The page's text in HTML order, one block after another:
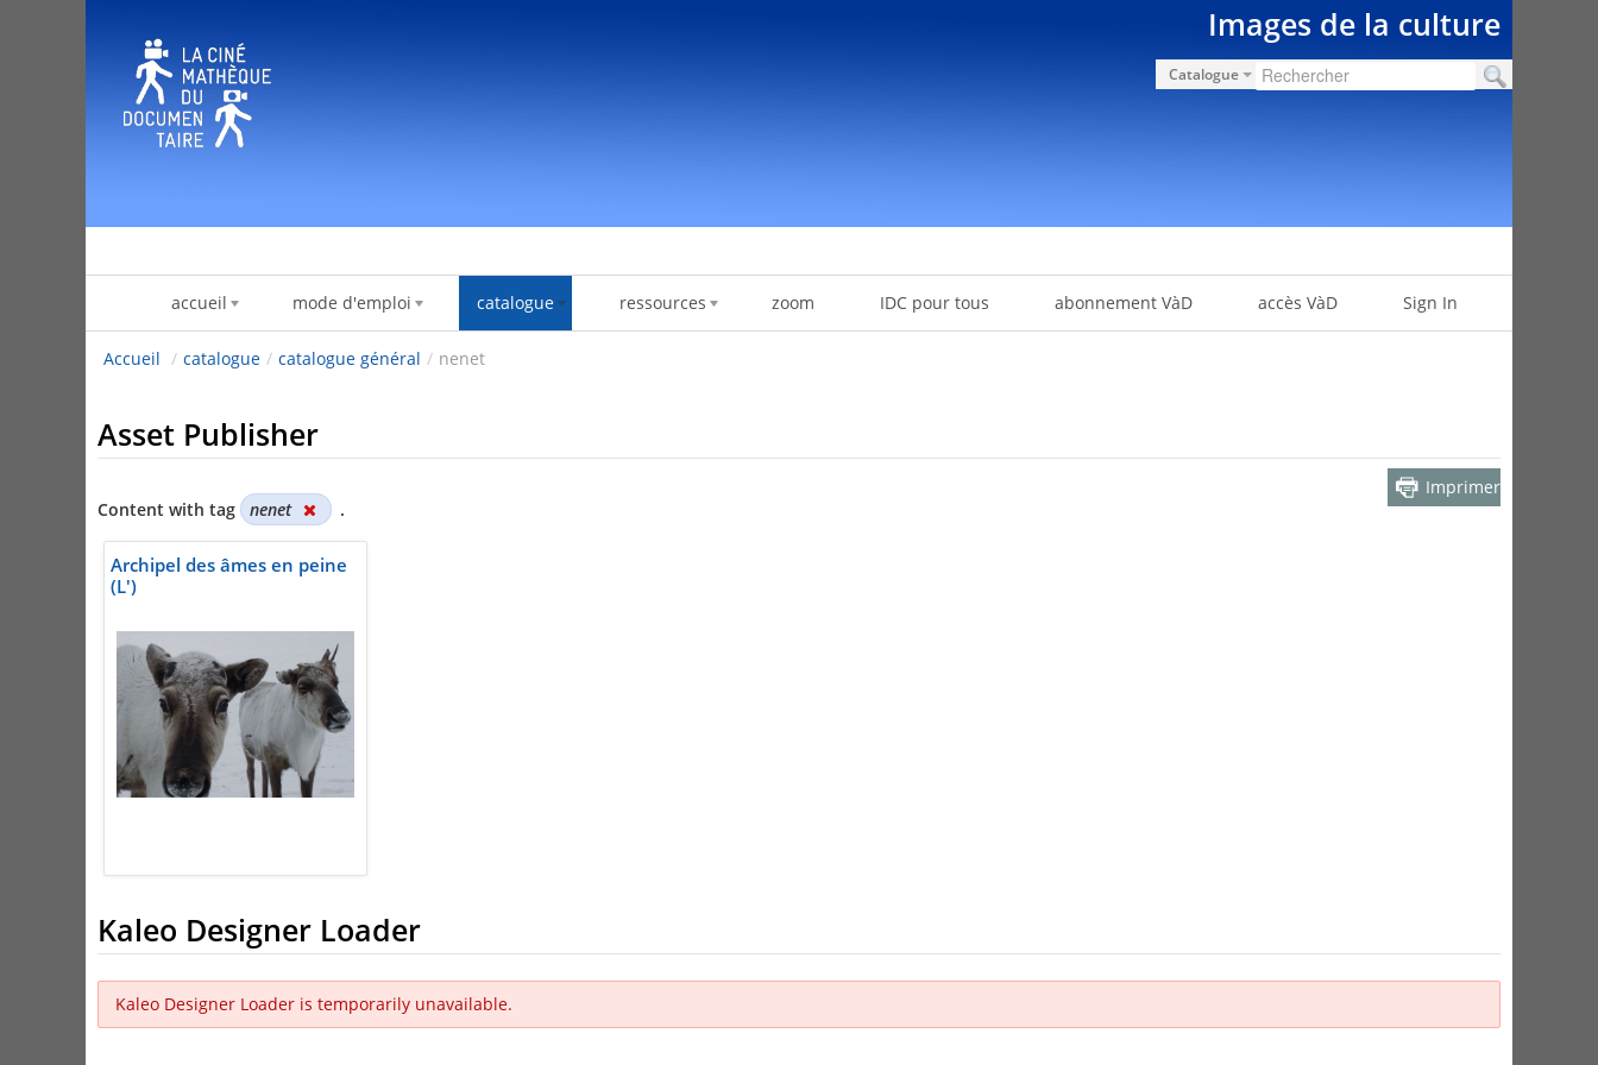
Images de la culture
Catalogue
accueil mode d'emploi catalogue ressources zoom IDC pour tous abonnement VàD accès VàD Sign In
Accueil / catalogue / catalogue général / nenet
Asset Publisher
Content with tag nenet .
Imprimer
Archipel des âmes en peine
(L')
Kaleo Designer Loader
Kaleo Designer Loader is temporarily unavailable.